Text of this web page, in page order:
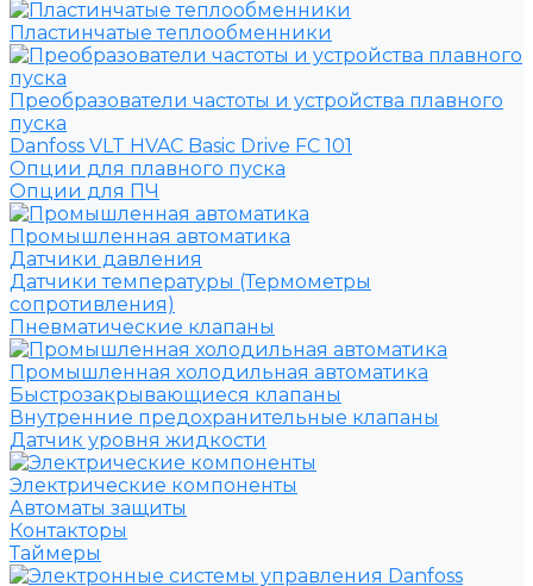
Пластинчатые теплообменники
Преобразователи частоты и устройства плавного
пуска
Danfoss VLT HVAC Basic Drive FC 101
Опции для плавного пуска
Опции для ПЧ
Промышленная автоматика
Датчики давления
Датчики температуры (Термометры
сопротивления)
Пневматические клапаны
Промышленная холодильная автоматика
Быстрозакрывающиеся клапаны
Внутренние предохранительные клапаны
Датчик уровня жидкости
Электрические компоненты
Автоматы защиты
Контакторы
Таймеры